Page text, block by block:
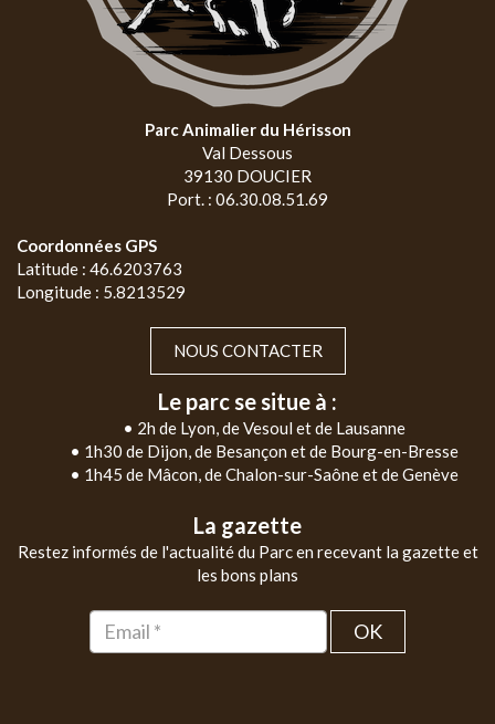
Parc Animalier du Hérisson
Val Dessous
39130 DOUCIER
Port. : 06.30.08.51.69
Coordonnées GPS
Latitude : 46.6203763
Longitude : 5.8213529
NOUS CONTACTER
Le parc se situe à :
• 2h de Lyon, de Vesoul et de Lausanne
• 1h30 de Dijon, de Besançon et de Bourg-en-Bresse
• 1h45 de Mâcon, de Chalon-sur-Saône et de Genève
La gazette
Restez informés de l'actualité du Parc en recevant la gazette et
les bons plans
OK